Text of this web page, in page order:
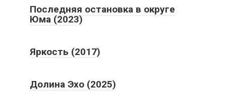
Последняя остановка в округе
Юма (2023)
Яркость (2017)
Долина Эхо (2025)